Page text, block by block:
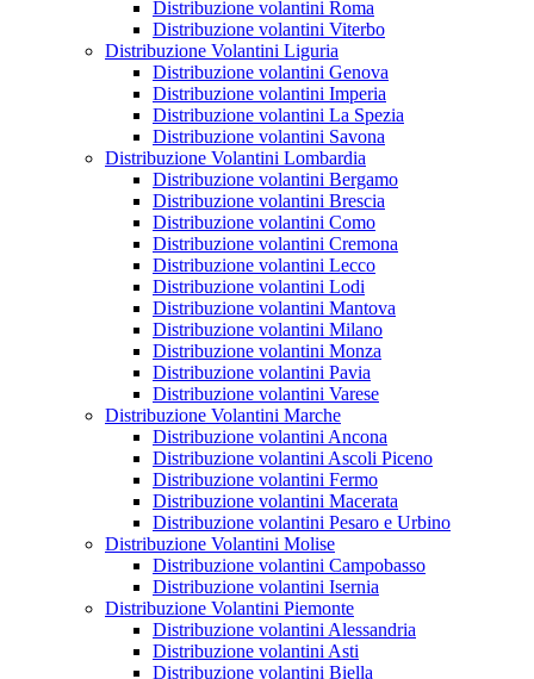
Distribuzione volantini Roma
Distribuzione volantini Viterbo
Distribuzione Volantini Liguria
Distribuzione volantini Genova
Distribuzione volantini Imperia
Distribuzione volantini La Spezia
Distribuzione volantini Savona
Distribuzione Volantini Lombardia
Distribuzione volantini Bergamo
Distribuzione volantini Brescia
Distribuzione volantini Como
Distribuzione volantini Cremona
Distribuzione volantini Lecco
Distribuzione volantini Lodi
Distribuzione volantini Mantova
Distribuzione volantini Milano
Distribuzione volantini Monza
Distribuzione volantini Pavia
Distribuzione volantini Varese
Distribuzione Volantini Marche
Distribuzione volantini Ancona
Distribuzione volantini Ascoli Piceno
Distribuzione volantini Fermo
Distribuzione volantini Macerata
Distribuzione volantini Pesaro e Urbino
Distribuzione Volantini Molise
Distribuzione volantini Campobasso
Distribuzione volantini Isernia
Distribuzione Volantini Piemonte
Distribuzione volantini Alessandria
Distribuzione volantini Asti
Distribuzione volantini Biella